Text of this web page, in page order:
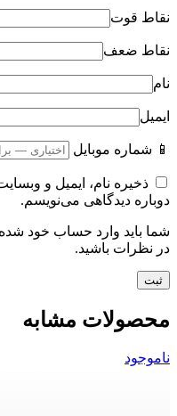
نقاط قوت
نقاط ضعف
نام
ایمیل
📱 شماره موبایل
ذخیره نام، ایمیل و
دوباره دیدگاهی می‌نویسم.
شما باید وارد حساب خود شده
در نظرات باشید.
محصولات مشابه
ناموجود